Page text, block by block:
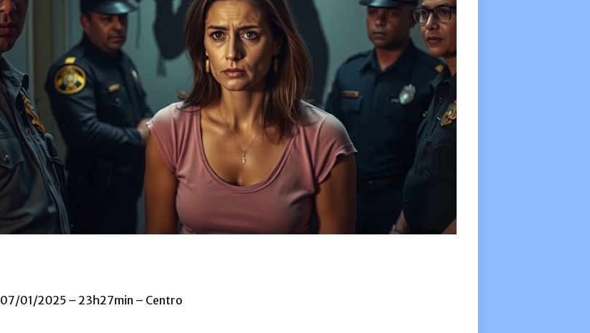
07/01/2025 – 23h27min – Centro